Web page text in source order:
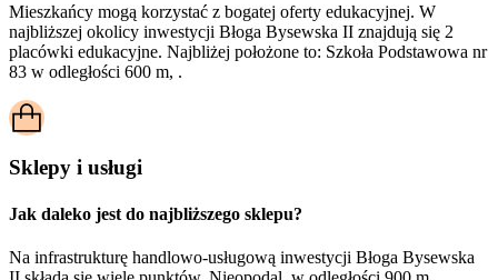
Mieszkańcy mogą korzystać z bogatej oferty edukacyjnej. W
najbliższej okolicy inwestycji Błoga Bysewska II znajdują się 2
placówki edukacyjne. Najbliżej położone to: Szkoła Podstawowa nr
83 w odległości 600 m, .
Sklepy i usługi
Jak daleko jest do najbliższego sklepu?
Na infrastrukturę handlowo-usługową inwestycji Błoga Bysewska